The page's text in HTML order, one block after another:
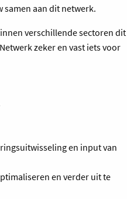
samen aan dit netwerk.
verschillende sectoren dit
zeker en vast iets voor
en input van
en verder uit te